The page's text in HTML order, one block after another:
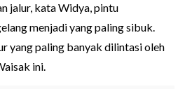
jalur, kata Widya, pintu
menjadi yang paling sibuk.
yang paling banyak dilintasi oleh
ini.